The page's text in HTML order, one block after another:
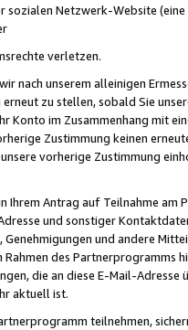
Netzwerk-Website
verletzen.
nach unserem alleinigen
zu stellen, sobald Sie
Konto im Zusammenhang mit
Zustimmung keinen
vorherige Zustimmung
Ihrem Antrag auf Teilnahme
und sonstiger
und andere
des Partnerprogramms
die an diese E-Mail-
aktuell ist.
teilnehmen,